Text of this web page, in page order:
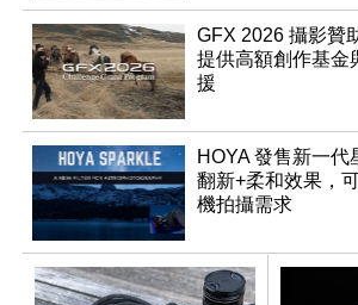
GFX 2026 攝影贊
提供高額創作基金
援
HOYA 發售新一代
翻新+柔和效果，
機拍攝需求